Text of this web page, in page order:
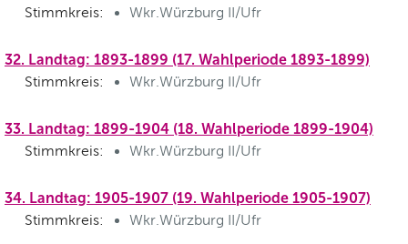
Stimmkreis: Wkr.Würzburg II/Ufr
32. Landtag: 1893-1899 (17. Wahlperiode 1893-1899)
Stimmkreis: Wkr.Würzburg II/Ufr
33. Landtag: 1899-1904 (18. Wahlperiode 1899-1904)
Stimmkreis: Wkr.Würzburg II/Ufr
34. Landtag: 1905-1907 (19. Wahlperiode 1905-1907)
Stimmkreis: Wkr.Würzburg II/Ufr